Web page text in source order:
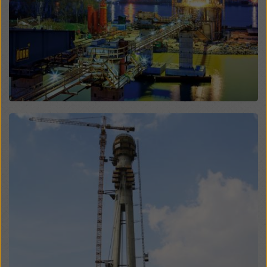
Open
modificando le vostreimpostazioni dei cookie
cliccando su impostazioni dei cookie in fondo a questo
sito web e utilizzando le caselle di controllo
corrispondenti. Potete revocare il vostro consenso in
qualsiasi momento, con effetto futuro e senza
indicarne il motivo, cliccando suimpostazioni cookie
in fondo a questo sito web.
Potete trovare ulteriori informazioni sui nostri cookie
nella nostra informativa sulla privacy
inoltre la possibilità di selezionare i vostri cookie
(impostazioni avanzate dei cookie).